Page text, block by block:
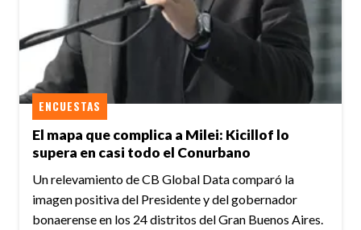
El mapa que complica a Milei: Kicillof lo
supera en casi todo el Conurbano
ENCUESTAS
Un relevamiento de CB Global Data comparó la
imagen positiva del Presidente y del gobernador
bonaerense en los 24 distritos del Gran Buenos Aires.